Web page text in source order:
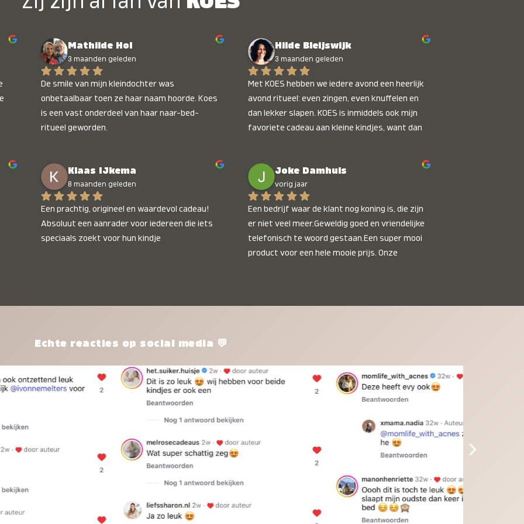
Mathilde Hol
3 maanden geleden
De smile van mijn kleindochter was
onbetaalbaar toen ze haar naam hoorde. Koes
is een vast onderdeel van haar naar-bed-
ritueel geworden.
Hilde Bleijswijk
3 maanden geleden
Met KOES hebben we iedere avond een heerlijk
avond ritueel: even zingen, even knuffelen en
dan lekker slapen. KOES is inmiddels ook mijn
favoriete cadeau aan kleine kindjes, want dan
onbetaalbaar :)
Klaas IJkema
8 maanden geleden
Een prachtig, origineel en waardevol cadeau!
Absoluut een aanrader voor iedereen die iets
speciaals zoekt voor hun kindje
Joke Damhuis
vorig jaar
Een bedrijf waar de klant nog koning is, die zijn
er niet veel meer.Geweldig goed en vriendelijke
telefonisch te woord gestaan.Een super mooi
product voor een hele mooie prijs. Onze
twijfelen gewoon doen, het is het waard.
Echte reacties op social media 💬
›